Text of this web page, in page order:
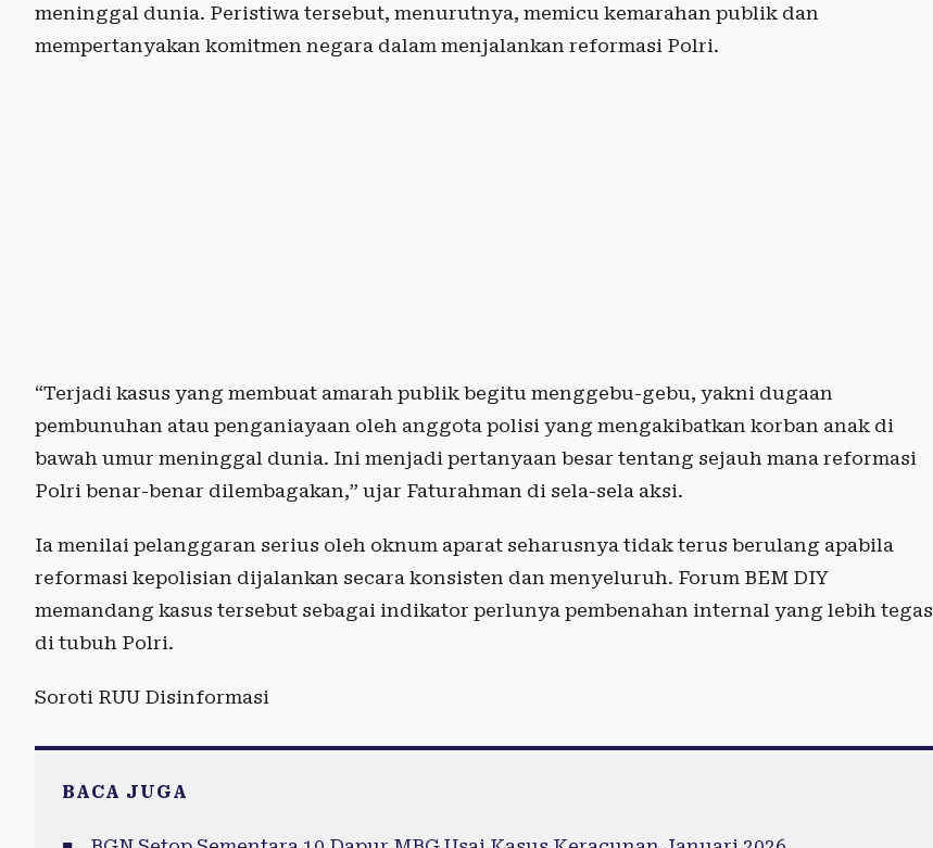
meninggal dunia. Peristiwa tersebut, menurutnya, memicu kemarahan publik dan
mempertanyakan komitmen negara dalam menjalankan reformasi Polri.
“Terjadi kasus yang membuat amarah publik begitu menggebu-gebu, yakni dugaan
pembunuhan atau penganiayaan oleh anggota polisi yang mengakibatkan korban anak di
bawah umur meninggal dunia. Ini menjadi pertanyaan besar tentang sejauh mana reformasi
Polri benar-benar dilembagakan,” ujar Faturahman di sela-sela aksi.
Ia menilai pelanggaran serius oleh oknum aparat seharusnya tidak terus berulang apabila
reformasi kepolisian dijalankan secara konsisten dan menyeluruh. Forum BEM DIY
memandang kasus tersebut sebagai indikator perlunya pembenahan internal yang lebih tegas
di tubuh Polri.
Soroti RUU Disinformasi
BACA JUGA